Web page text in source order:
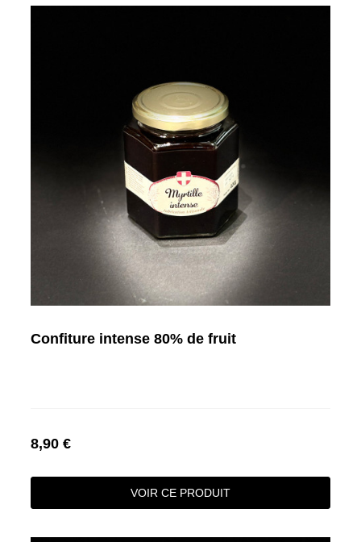
Confiture intense 80% de fruit
8,90 €
VOIR CE PRODUIT